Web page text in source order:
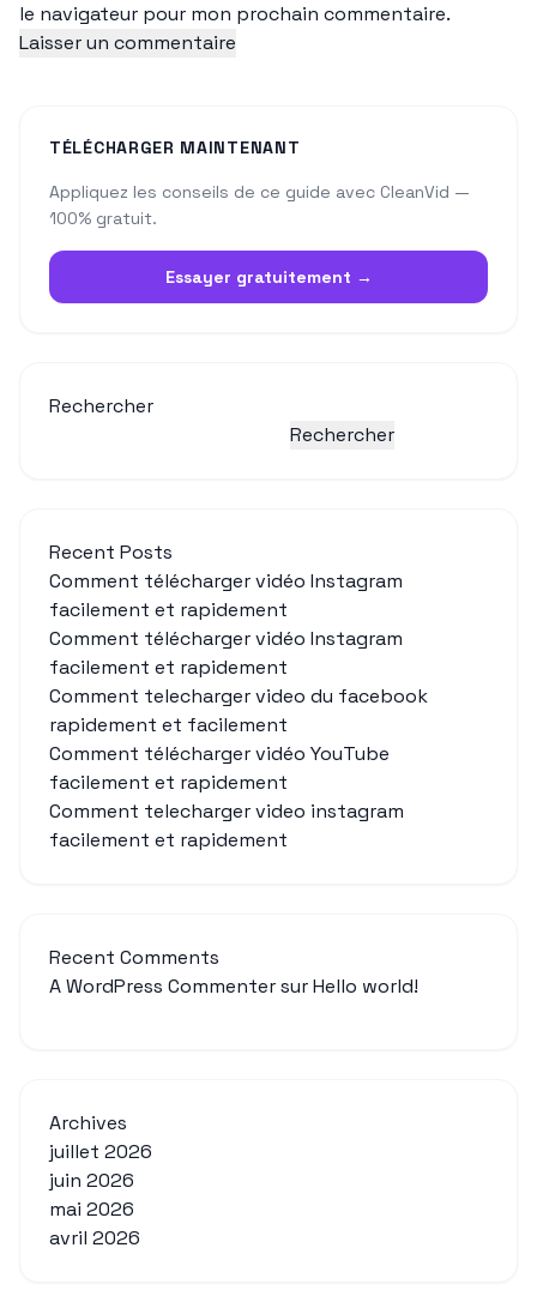
le navigateur pour mon prochain commentaire.
TÉLÉCHARGER MAINTENANT
Appliquez les conseils de ce guide avec CleanVid —
100% gratuit.
Essayer gratuitement →
Rechercher
Rechercher
Recent Posts
Comment télécharger vidéo Instagram
facilement et rapidement
Comment télécharger vidéo Instagram
facilement et rapidement
Comment telecharger video du facebook
rapidement et facilement
Comment télécharger vidéo YouTube
facilement et rapidement
Comment telecharger video instagram
facilement et rapidement
Recent Comments
A WordPress CommentersurHello world!
Archives
juillet 2026
juin 2026
mai 2026
avril 2026